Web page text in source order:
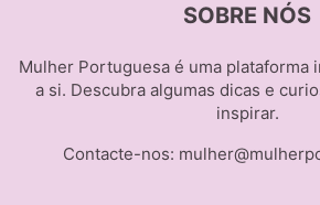
SOBRE NÓS
Mulher Portuguesa é uma plataforma
a si. Descubra algumas dicas e
inspirar.
Contacte-nos: